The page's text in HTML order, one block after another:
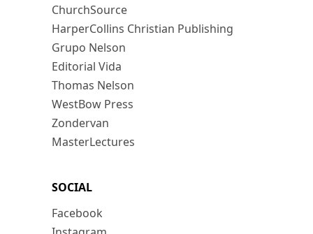
ChurchSource
HarperCollins Christian Publishing
Grupo Nelson
Editorial Vida
Thomas Nelson
WestBow Press
Zondervan
MasterLectures
SOCIAL
Facebook